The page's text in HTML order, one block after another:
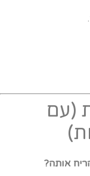
(עם
אותה?